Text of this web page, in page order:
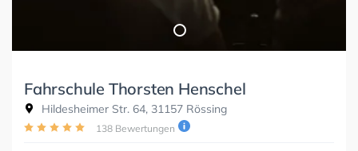
Fahrschule Thorsten Henschel
Hildesheimer Str. 64, 31157 Rössing
138 Bewertungen